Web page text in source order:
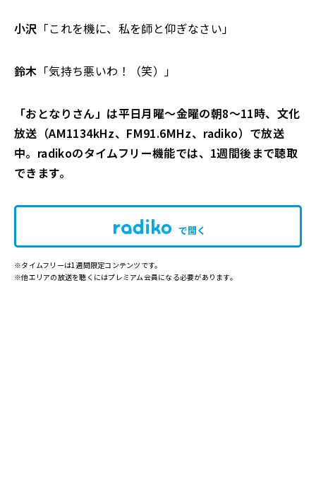
小沢 「これを機に、私を師と仰ぎなさい」
鈴木 「気持ち悪いわ！（笑）」
「おとなりさん」は平日月曜～金曜の朝8～11時、文化
放送（AM1134kHz、FM91.6MHz、radiko）で放送
中。radikoのタイムフリー機能では、1週間後まで聴取
できます。
で開く
※タイムフリーは1週間限定コンテンツです。
※他エリアの放送を聴くにはプレミアム会員になる必要があります。